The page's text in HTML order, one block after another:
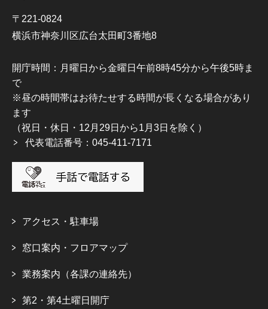
〒221-0824
横浜市神奈川区広台太田町3番地8
開庁時間：月曜日から金曜日午前8時45分から午後5時ま
で
※昼の時間帯はお待たせする時間が長くなる場合があり
ます
（祝日・休日・12月29日から1月3日を除く）
代表電話番号：045-411-7171
アクセス・駐車場
窓口案内・フロアマップ
業務案内（各課の連絡先）
第2・第4土曜日開庁